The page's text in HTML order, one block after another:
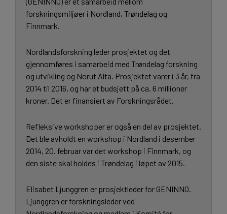
forskningsmiljøer i Nordland, Trøndelag og
Finnmark.
Nordlandsforskning leder prosjektet og det
gjennomføres i samarbeid med Trøndelag forskning
og utvikling og Norut Alta. Prosjektet varer i 3 år, fra
2014 til 2016, og har et budsjett på ca. 6 millioner
kroner. Det er finansiert av Forskningsrådet.
Refleksive workshoper er også en del av prosjektet.
Det ble avholdt en workshop i Nordland i desember
2014, 20. februar var det workshop i Finnmark, og
den siste skal holdes i Trøndelag i løpet av 2015.
Elisabet Ljunggren er prosjektleder for GENINNO.
Ljunggren er forskningsleder ved